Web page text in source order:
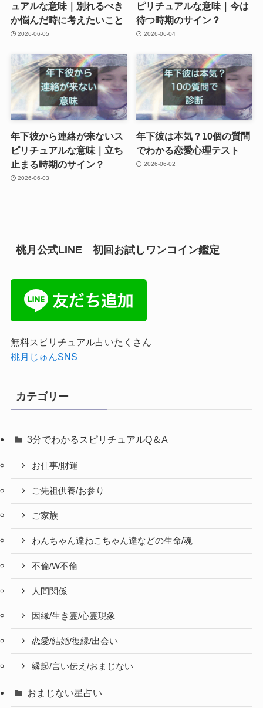
ュアルな意味｜別れるべき
か悩んだ時に考えたいこと
2026-06-05
ピリチュアルな意味｜今は
待つ時期のサイン？
2026-06-04
年下彼から連絡が来ないス
ピリチュアルな意味｜立ち
止まる時期のサイン？
2026-06-03
年下彼は本気？10個の質問
でわかる恋愛心理テスト
2026-06-02
桃月公式LINE 初回お試しワンコイン鑑定
無料スピリチュアル占いたくさん
桃月じゅんSNS
カテゴリー
3分でわかるスピリチュアルQ＆A
お仕事/財運
ご先祖供養/お参り
ご家族
わんちゃん達ねこちゃん達などの生命/魂
不倫/W不倫
人間関係
因縁/生き霊/心霊現象
恋愛/結婚/復縁/出会い
縁起/言い伝え/おまじない
おまじない星占い